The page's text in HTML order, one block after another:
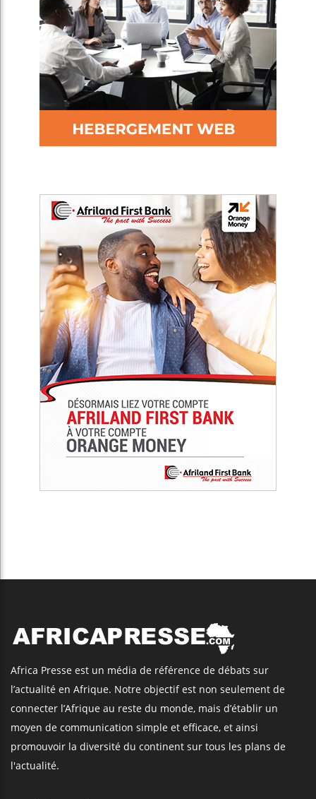
Africa Presse est un média de référence de débats sur
l’actualité en Afrique. Notre objectif est non seulement de
connecter l’Afrique au reste du monde, mais d’établir un
moyen de communication simple et efficace, et ainsi
promouvoir la diversité du continent sur tous les plans de
l'actualité.